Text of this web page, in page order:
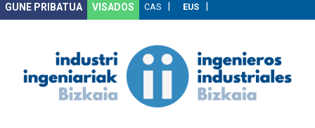
VISADOS
Leihatila